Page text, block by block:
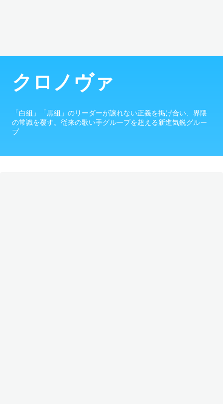
クロノヴァ
「白組」「黒組」のリーダーが譲れない正義を掲げ合い、界隈
の常識を覆す。従来の歌い手グループを超える新進気鋭グルー
プ